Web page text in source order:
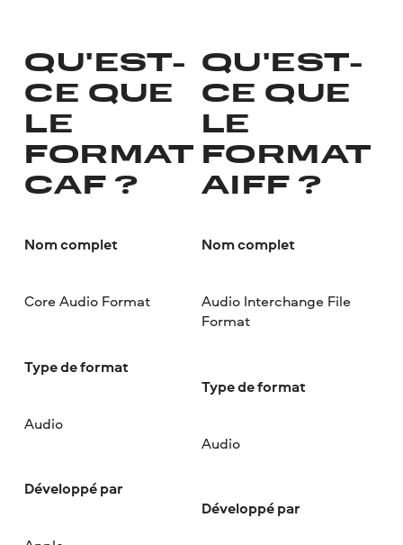
QU'EST-
CE QUE
LE
FORMAT
CAF ?
Nom complet
Core Audio Format
Type de format
Audio
Développé par
QU'EST-
CE QUE
LE
FORMAT
AIFF ?
Nom complet
Audio Interchange File
Format
Type de format
Audio
Développé par